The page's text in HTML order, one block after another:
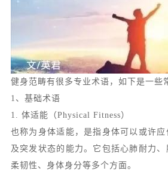
健身范畴有很多专业术语，如下是一些
1、基础术语
1. 体适能（Physical Fitness）
也称为身体适能，是指身体可以或许
及突发状态的能力。它包括心肺耐力、
柔韧性、身体身分等多个方面。